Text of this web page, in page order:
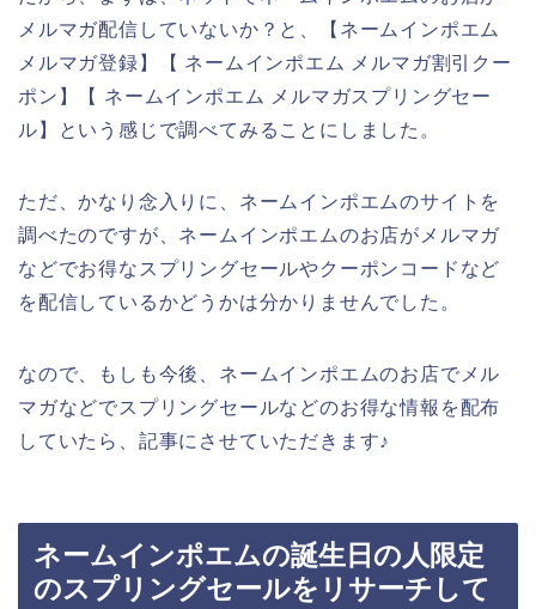
メルマガ配信していないか？と、【ネームインポエム
メルマガ登録】【 ネームインポエム メルマガ割引クー
ポン】【 ネームインポエム メルマガスプリングセー
ル】という感じで調べてみることにしました。
ただ、かなり念入りに、ネームインポエムのサイトを
調べたのですが、ネームインポエムのお店がメルマガ
などでお得なスプリングセールやクーポンコードなど
を配信しているかどうかは分かりませんでした。
なので、もしも今後、ネームインポエムのお店でメル
マガなどでスプリングセールなどのお得な情報を配布
していたら、記事にさせていただきます♪
ネームインポエムの誕生日の人限定
のスプリングセールをリサーチして